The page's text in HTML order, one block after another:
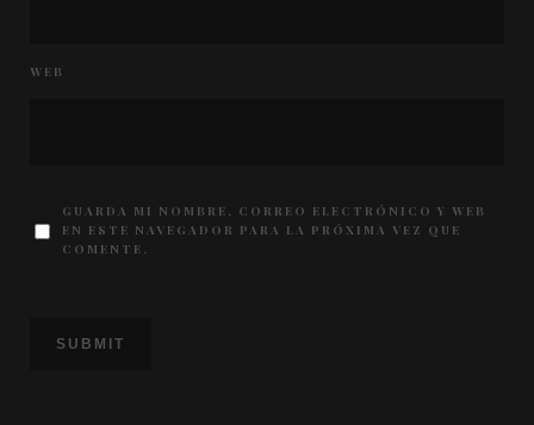
WEB
GUARDA MI NOMBRE, CORREO ELECTRÓNICO Y WEB
EN ESTE NAVEGADOR PARA LA PRÓXIMA VEZ QUE
COMENTE.